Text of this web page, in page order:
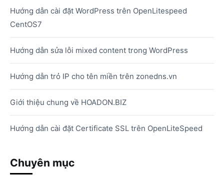
Hướng dẫn cài đặt WordPress trên OpenLitespeed
CentOS7
Hướng dẫn sửa lỗi mixed content trong WordPress
Hướng dẫn trỏ IP cho tên miền trên zonedns.vn
Giới thiệu chung về HOADON.BIZ
Hướng dẫn cài đặt Certificate SSL trên OpenLiteSpeed
Chuyên mục